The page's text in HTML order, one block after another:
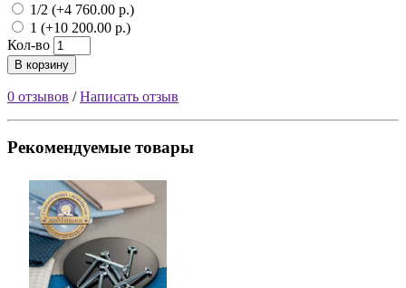
1/2 (+4 760.00 р.)
1 (+10 200.00 р.)
Кол-во
В корзину
0 отзывов /Написать отзыв
Рекомендуемые товары